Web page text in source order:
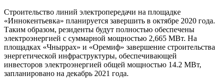
Строительство линий электропередачи на площадке
«Иннокентьевка» планируется завершить в октябре 2020 года.
Таким образом, резиденты будут полностью обеспечены
электроэнергией с суммарной мощностью 2,665 МВт. На
площадках «Чныррах» и «Оремиф» завершение строительства
энергетической инфраструктуры, обеспечивающей
инвесторов электроэнергией общей мощностью 14.2 МВт,
запланировано на декабрь 2021 года.